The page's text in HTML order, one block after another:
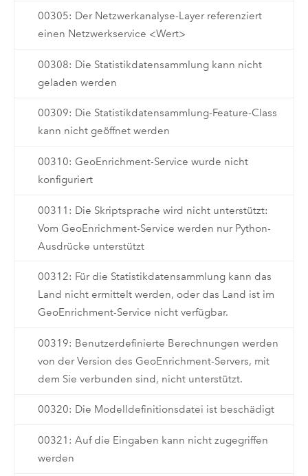
00305: Der Netzwerkanalyse-Layer referenziert
einen Netzwerkservice <Wert>
00308: Die Statistikdatensammlung kann nicht
geladen werden
00309: Die Statistikdatensammlung-Feature-Class
kann nicht geöffnet werden
00310: GeoEnrichment-Service wurde nicht
konfiguriert
00311: Die Skriptsprache wird nicht unterstützt:
Vom GeoEnrichment-Service werden nur Python-
Ausdrücke unterstützt
00312: Für die Statistikdatensammlung kann das
Land nicht ermittelt werden, oder das Land ist im
GeoEnrichment-Service nicht verfügbar.
00319: Benutzerdefinierte Berechnungen werden
von der Version des GeoEnrichment-Servers, mit
dem Sie verbunden sind, nicht unterstützt.
00320: Die Modelldefinitionsdatei ist beschädigt
00321: Auf die Eingaben kann nicht zugegriffen
werden